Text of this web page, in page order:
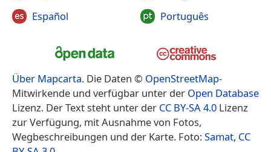
Español
Português
Über Mapcarta. Die Daten © OpenStreetMap-
Mitwirkende und verfügbar unter der Open Database
Lizenz. Der Text steht unter der CC BY-SA 4.0 Lizenz
zur Verfügung, mit Ausnahme von Fotos,
Wegbeschreibungen und der Karte. Foto:Samat, CC